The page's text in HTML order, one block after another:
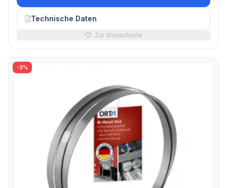
Technische Daten
Zur Wunschliste
-3%